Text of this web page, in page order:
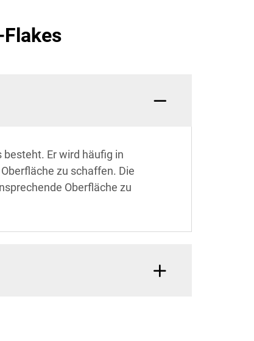
besteht. Er wird häufig in
zu schaffen. Die
Oberfläche zu